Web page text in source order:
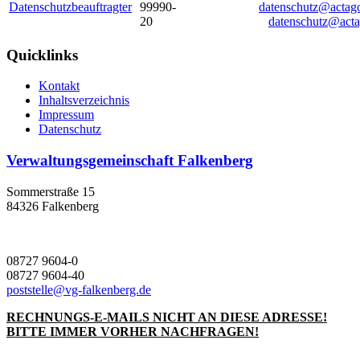
Datenschutzbeauftragter 99990-
20
Quicklinks
Kontakt
Inhaltsverzeichnis
Impressum
Datenschutz
Verwaltungsgemeinschaft Falkenberg
Sommerstraße 15
84326 Falkenberg
08727 9604-0
08727 9604-40
poststelle@vg-falkenberg.de
RECHNUNGS-E-MAILS NICHT AN DIESE ADRESSE!
BITTE IMMER VORHER NACHFRAGEN!